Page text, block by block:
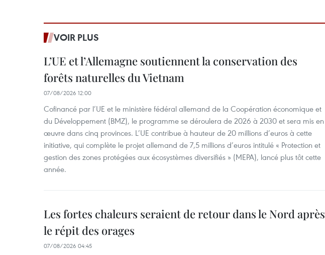
VOIR PLUS
L’UE et l’Allemagne soutiennent la conservation des
forêts naturelles du Vietnam
07/08/2026 12:00
Cofinancé par l’UE et le ministère fédéral allemand de la Coopération économique et
du Développement (BMZ), le programme se déroulera de 2026 à 2030 et sera mis en
œuvre dans cinq provinces. L’UE contribue à hauteur de 20 millions d’euros à cette
initiative, qui complète le projet allemand de 7,5 millions d’euros intitulé « Protection et
gestion des zones protégées aux écosystèmes diversifiés » (MEPA), lancé plus tôt cette
année.
Les fortes chaleurs seraient de retour dans le Nord après
le répit des orages
07/08/2026 04:45